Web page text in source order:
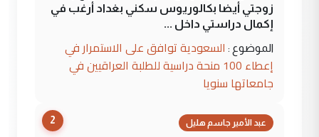
زوجتي أيضا بكالوريوس سكني بغداد أرغب في
إكمال دراستي داخل ...
الموضوع : السعودية توافق على الاستمرار في
إعطاء 100 منحة دراسية للطلبة العراقيين في
جامعاتها سنويا
2 عبد الأمير جاسم هليل